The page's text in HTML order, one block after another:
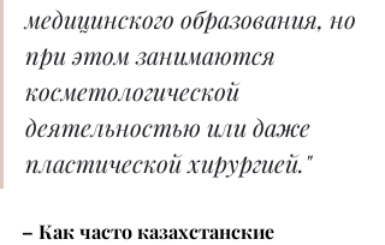
медицинского образования, но
при этом занимаются
косметологической
деятельностью или даже
пластической хирургией."
– Как часто казахстанские